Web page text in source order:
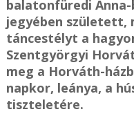
balatonfüredi
jegyében született,
táncestélyt a
Szentgyörgyi
meg a Horváth-
napkor, leánya, a
tiszteletére.